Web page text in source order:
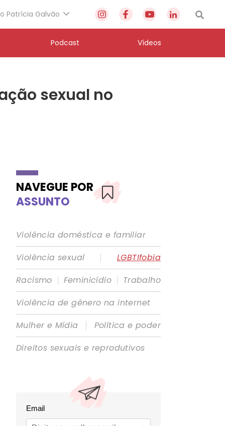
Patrícia Galvão
Podcast Vídeos
sexual no
NAVEGUE POR
ASSUNTO
Violência doméstica e familiar
Violência sexual
|
LGBTIfobia
Racismo | Feminicídio | Trabalho
Violência de gênero na internet
Mulher e Mídia
|
Política e poder
Direitos sexuais e reprodutivos